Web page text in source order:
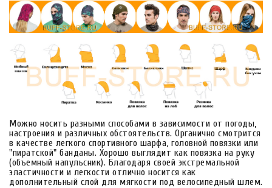
Можно носить разными способами в зависимости от погоды,
настроения и различных обстоятельств. Органично смотрится
в качестве легкого спортивного шарфа, головной повязки или
"пиратской" банданы. Хорошо выглядит как повязка на руку
(объемный напульсник). Благодаря своей экстремальной
эластичности и легкости отлично носится как
дополнительный слой для мягкости под велосипедный шлем.